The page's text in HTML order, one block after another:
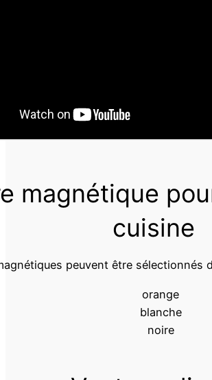
magnétique
cuisine
peuvent être sélectionnés
orange
blanche
noire